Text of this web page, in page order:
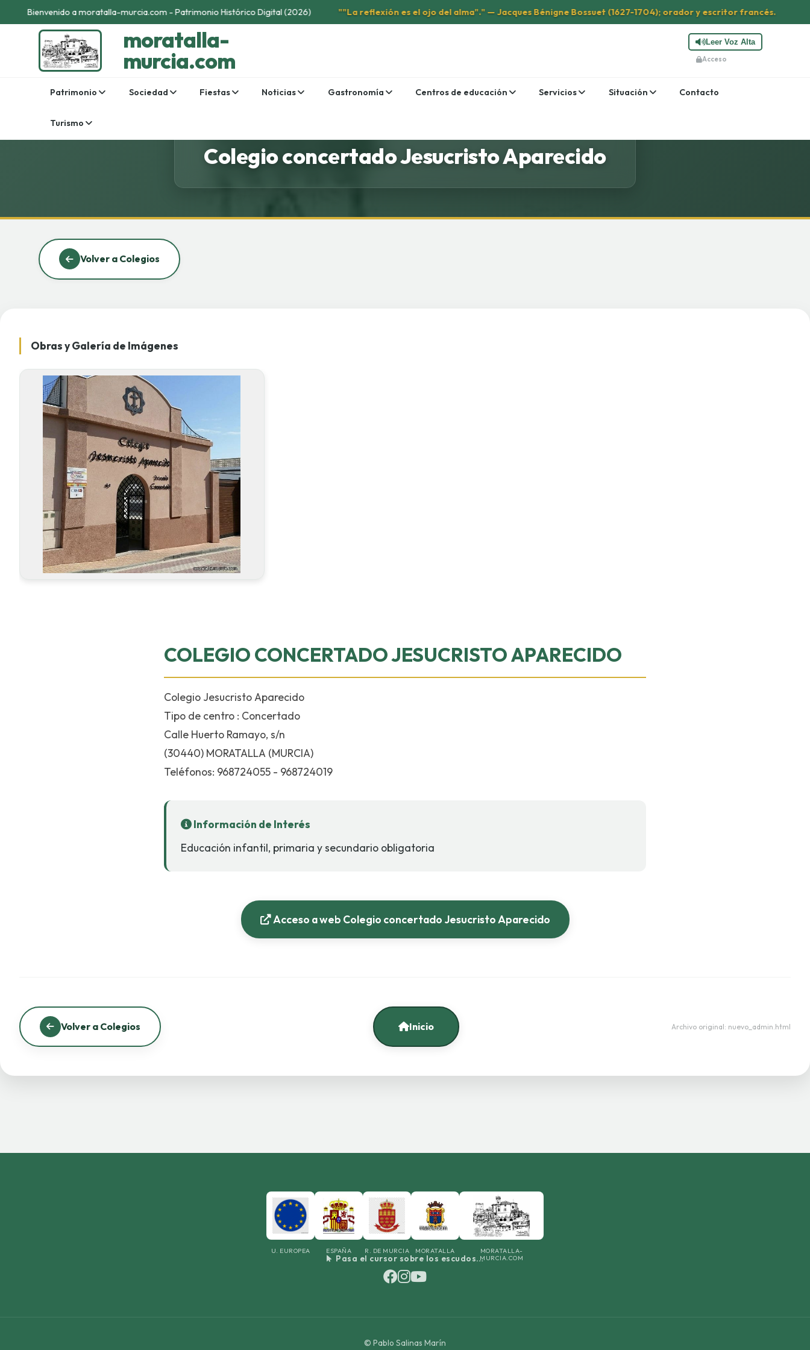
Bienvenido a moratalla-murcia.com - Patrimonio Histórico Digital (2026) ""La reflexión es el ojo del alma"." — Jacques Bénigne Bossuet (1627-1704); orador y escritor francés.
moratalla-
murcia.com
Leer Voz Alta
Acceso
Patrimonio Sociedad Fiestas Noticias Gastronomía Centros de educación Servicios Situación Contacto
Turismo
Colegio concertado Jesucristo Aparecido
Volver a Colegios
Obras y Galería de Imágenes
COLEGIO CONCERTADO JESUCRISTO APARECIDO
Colegio Jesucristo Aparecido
Tipo de centro : Concertado
Calle Huerto Ramayo, s/n
(30440) MORATALLA (MURCIA)
Teléfonos: 968724055 - 968724019
Información de Interés
Educación infantil, primaria y secundario obligatoria
Acceso a web Colegio concertado Jesucristo Aparecido
Volver a Colegios Inicio Archivo original: nuevo_admin.html
U. EUROPEA ESPAÑA R. DE MURCIA MORATALLA
MORATALLA-
MURCIA.COM
Pasa el cursor sobre los escudos…
© Pablo Salinas Marín